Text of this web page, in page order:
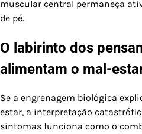
muscular central permaneça
de pé.
O labirinto dos
alimentam o mal-
Se a engrenagem biológica
estar, a interpretação
sintomas funciona como o